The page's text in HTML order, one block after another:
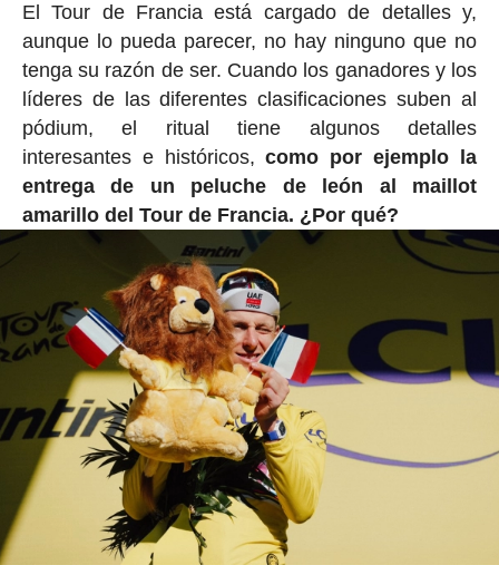
El Tour de Francia está cargado de detalles y,
aunque lo pueda parecer, no hay ninguno que no
tenga su razón de ser. Cuando los ganadores y los
líderes de las diferentes clasificaciones suben al
pódium, el ritual tiene algunos detalles
interesantes e históricos,como por ejemplo la
entrega de un peluche de león al maillot
amarillo del Tour de Francia. ¿Por qué?